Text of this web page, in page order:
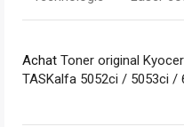
Achat Toner original
TASKalfa 5052ci / 5053ci /